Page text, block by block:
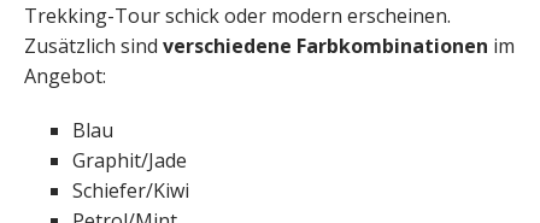
Trekking-Tour schick oder modern erscheinen.
Zusätzlich sind verschiedene Farbkombinationen im
Angebot:
Blau
Graphit/­Jade
Schiefer/­Kiwi